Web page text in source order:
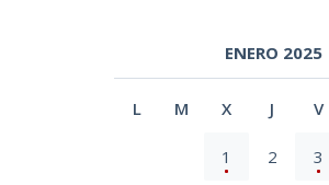
ENERO 2025
L M X J V
1 2 3